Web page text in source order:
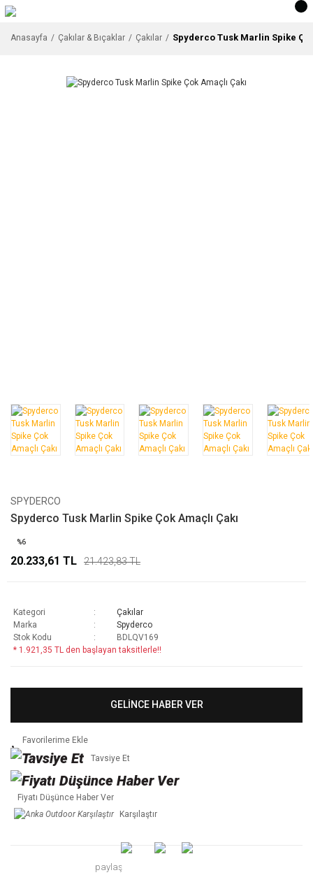
Anasayfa Çakılar & Bıçaklar Çakılar Spyderco Tusk Marlin Spike
SPYDERCO
Spyderco Tusk Marlin Spike Çok Amaçlı Çakı
%6
20.233,61 TL 21.423,83 TL
Kategori
Çakılar
Marka
Spyderco
Stok Kodu
BDLQV169
* 1.921,35 TL den başlayan taksitlerle!!
GELİNCE HABER VER
Tavsiye Et
Fiyatı Düşünce Haber Ver
Karşılaştır
paylaş